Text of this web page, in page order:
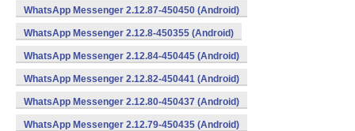
WhatsApp Messenger 2.12.87-450450 (Android)
WhatsApp Messenger 2.12.8-450355 (Android)
WhatsApp Messenger 2.12.84-450445 (Android)
WhatsApp Messenger 2.12.82-450441 (Android)
WhatsApp Messenger 2.12.80-450437 (Android)
WhatsApp Messenger 2.12.79-450435 (Android)